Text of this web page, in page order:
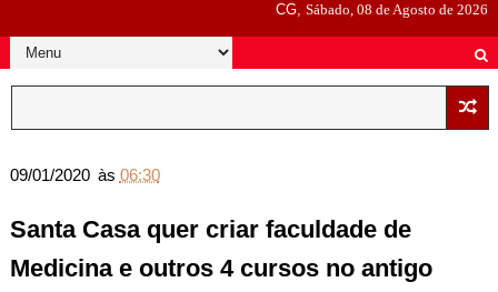
CG,Sábado, 08 de Agosto de 2026
09/01/2020 às 06:30
Santa Casa quer criar faculdade de
Medicina e outros 4 cursos no antigo